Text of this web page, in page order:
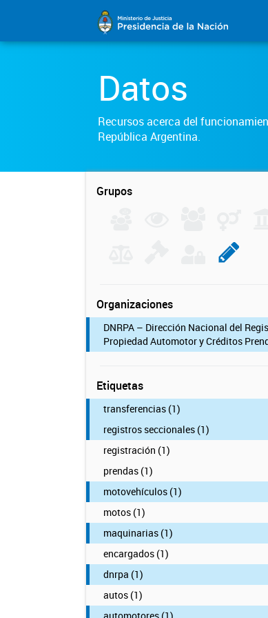
Datos
Recursos acerca del
República Argentina.
Grupos
Organizaciones
DNRPA – Dirección Nacional del
Propiedad Automotor y Créditos
Etiquetas
transferencias (1)
registros seccionales (1)
registración (1)
prendas (1)
motovehículos (1)
motos (1)
maquinarias (1)
encargados (1)
dnrpa (1)
autos (1)